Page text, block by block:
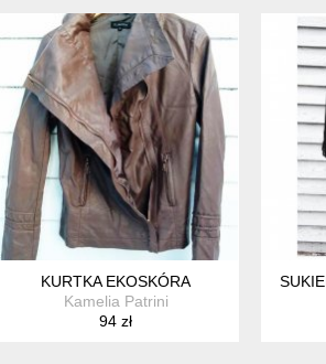
KURTKA EKOSKÓRA
Kamelia Patrini
94 zł